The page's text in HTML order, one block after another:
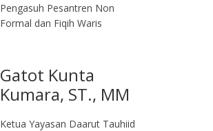
Pengasuh Pesantren Non
Formal dan Fiqih Waris
Gatot Kunta
Kumara, ST., MM
Ketua Yayasan Daarut Tauhiid